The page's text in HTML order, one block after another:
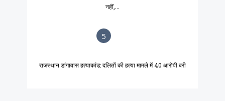
नहीं,...
5
राजस्थान डांगावास हत्याकांड: दलितों की हत्या मामले में 40 आरोपी बरी